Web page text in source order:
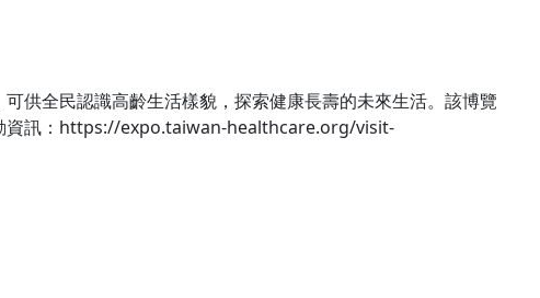
供全民認識高齡生活樣貌，探索健康長壽的未來生活。該博覽
資訊：https://expo.taiwan-healthcare.org/visit-